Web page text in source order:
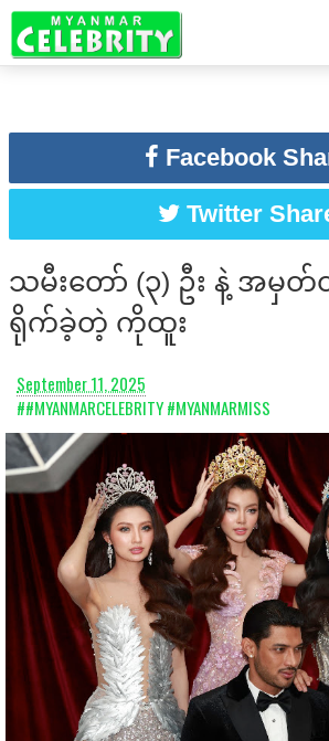
Facebook
Twitter
သမီးတော် (၃) ဦး နဲ့ အမှ
ရိုက်ခဲ့တဲ့ ကိုထူး
September 11, 2025
##MYANMARCELEBRITY #MYANMARMISS